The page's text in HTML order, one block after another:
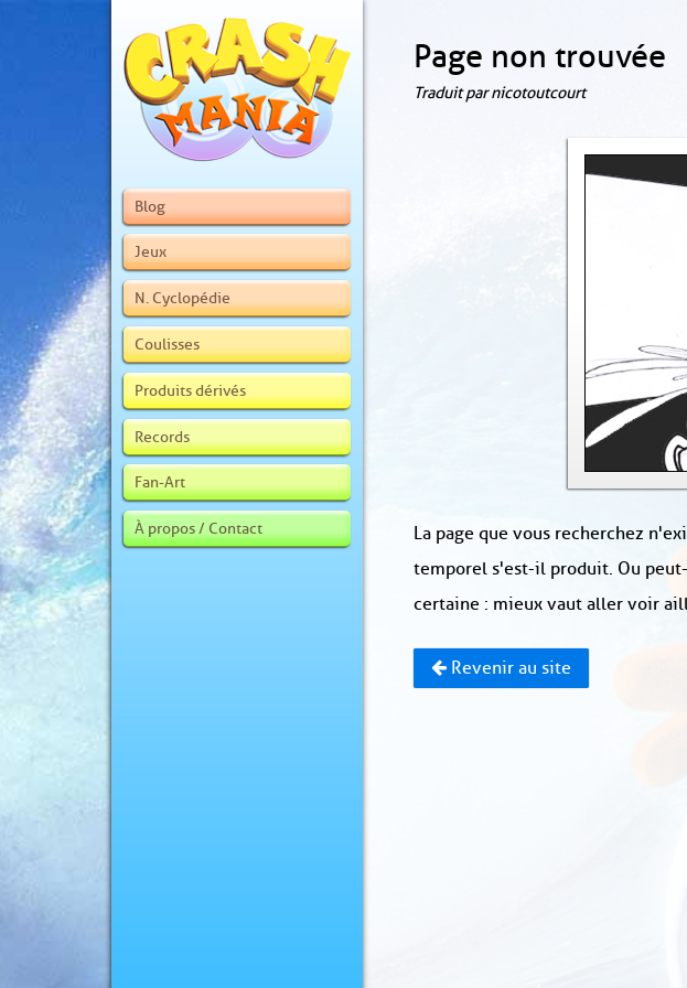
Blog
Jeux
N. Cyclopédie
Coulisses
Produits dérivés
Records
Fan-Art
À propos / Contact
Page non trouvée
Traduit par nicotoutcourt
La page que vous recherchez
temporel s'est-il produit. Ou peut-
certaine : mieux vaut aller voir
Revenir au site